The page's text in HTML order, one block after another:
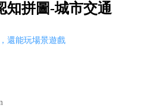
知拼圖-城市交通
還能玩場景遊戲